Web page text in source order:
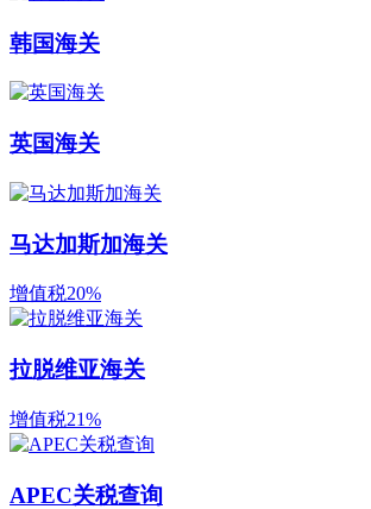
韩国海关
英国海关
马达加斯加海关
增值税20%
拉脱维亚海关
增值税21%
APEC关税查询